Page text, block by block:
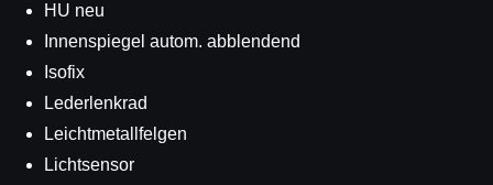
HU neu
Innenspiegel autom. abblendend
Isofix
Lederlenkrad
Leichtmetallfelgen
Lichtsensor